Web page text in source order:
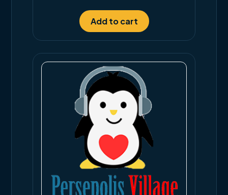
Add to cart